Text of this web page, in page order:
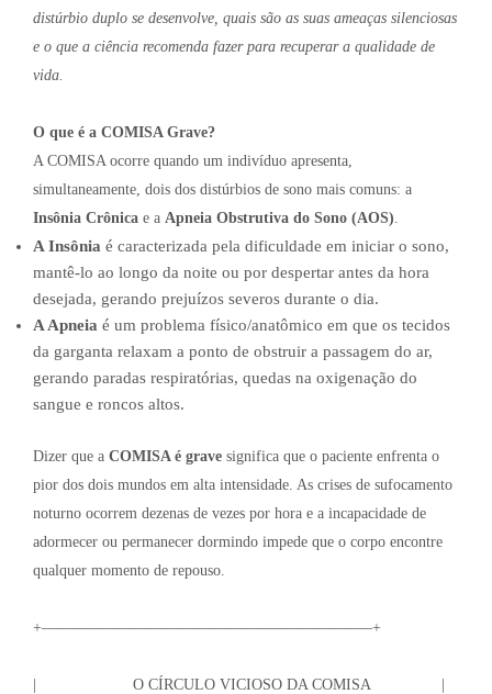
distúrbio duplo se desenvolve, quais são as suas ameaças silenciosas
e o que a ciência recomenda fazer para recuperar a qualidade de
vida.
O que é a COMISA Grave?
A COMISA ocorre quando um indivíduo apresenta,
simultaneamente, dois dos distúrbios de sono mais comuns: a
Insônia Crônica e a Apneia Obstrutiva do Sono (AOS).
A Insônia é caracterizada pela dificuldade em iniciar o sono,
mantê-lo ao longo da noite ou por despertar antes da hora
desejada, gerando prejuízos severos durante o dia.
A Apneia é um problema físico/anatômico em que os tecidos
da garganta relaxam a ponto de obstruir a passagem do ar,
gerando paradas respiratórias, quedas na oxigenação do
sangue e roncos altos.
Dizer que a COMISA é grave significa que o paciente enfrenta o
pior dos dois mundos em alta intensidade. As crises de sufocamento
noturno ocorrem dezenas de vezes por hora e a incapacidade de
adormecer ou permanecer dormindo impede que o corpo encontre
qualquer momento de repouso.
+—————————————————————–+
| O CÍRCULO VICIOSO DA COMISA |